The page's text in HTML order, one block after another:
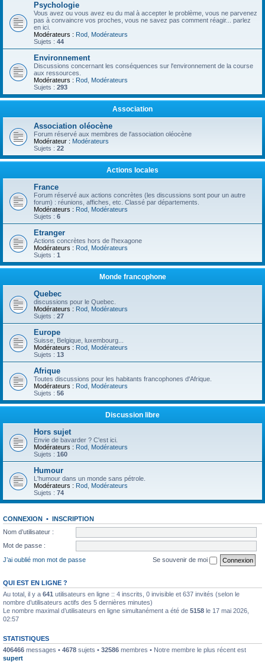
Psychologie
Vous avez ou vous avez eu du mal à accepter le problème, vous ne parvenez
pas à convaincre vos proches, vous ne savez pas comment réagir... parlez
en ici.
Modérateurs : Rod Modérateurs
Sujets : 44
Environnement
Discussions concernant les conséquences sur l'environnement de la course
aux ressources.
Modérateurs : Rod Modérateurs
Sujets : 293
Association
Association oléocène
Forum réservé aux membres de l'association oléocène
Modérateur : Modérateurs
Sujets : 22
Actions locales
France
Forum réservé aux actions concrètes (les discussions sont pour un autre
forum) : réunions, affiches, etc. Classé par départements.
Modérateurs : Rod Modérateurs
Sujets : 6
Etranger
Actions concrètes hors de l'hexagone
Modérateurs : Rod Modérateurs
Sujets : 1
Monde francophone
Quebec
discussions pour le Quebec.
Modérateurs : Rod Modérateurs
Sujets : 27
Europe
Suisse, Belgique, luxembourg...
Modérateurs : Rod Modérateurs
Sujets : 13
Afrique
Toutes discussions pour les habitants francophones d'Afrique.
Modérateurs : Rod Modérateurs
Sujets : 56
Discussion libre
Hors sujet
Envie de bavarder ? C'est ici.
Modérateurs : Rod Modérateurs
Sujets : 160
Humour
L'humour dans un monde sans pétrole.
Modérateurs : Rod Modérateurs
Sujets : 74
CONNEXION • INSCRIPTION
Nom d’utilisateur :
Mot de passe :
J’ai oublié mon mot de passe
Se souvenir de moi
QUI EST EN LIGNE ?
Au total, il y a 641 utilisateurs en ligne :: 4 inscrits, 0 invisible et 637 invités (selon le
nombre d’utilisateurs actifs des 5 dernières minutes)
Le nombre maximal d’utilisateurs en ligne simultanément a été de 5158 le 17 mai 2026,
02:57
STATISTIQUES
406466 messages • 4678 sujets • 32586 membres • Notre membre le plus récent est
supert